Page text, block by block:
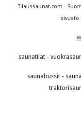
Tilaussaunat.com -
sivusto
saunatilat -
saunabussit -